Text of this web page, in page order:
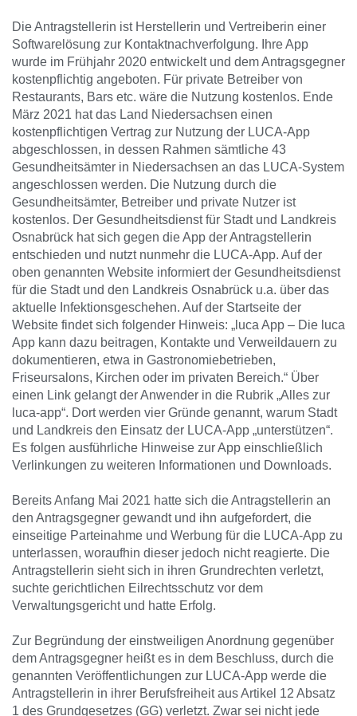
Die Antragstellerin ist Herstellerin und Vertreiberin einer
Softwarelösung zur Kontaktnachverfolgung. Ihre App
wurde im Frühjahr 2020 entwickelt und dem Antragsgegner
kostenpflichtig angeboten. Für private Betreiber von
Restaurants, Bars etc. wäre die Nutzung kostenlos. Ende
März 2021 hat das Land Niedersachsen einen
kostenpflichtigen Vertrag zur Nutzung der LUCA-App
abgeschlossen, in dessen Rahmen sämtliche 43
Gesundheitsämter in Niedersachsen an das LUCA-System
angeschlossen werden. Die Nutzung durch die
Gesundheitsämter, Betreiber und private Nutzer ist
kostenlos. Der Gesundheitsdienst für Stadt und Landkreis
Osnabrück hat sich gegen die App der Antragstellerin
entschieden und nutzt nunmehr die LUCA-App. Auf der
oben genannten Website informiert der Gesundheitsdienst
für die Stadt und den Landkreis Osnabrück u.a. über das
aktuelle Infektionsgeschehen. Auf der Startseite der
Website findet sich folgender Hinweis: „luca App – Die luca
App kann dazu beitragen, Kontakte und Verweildauern zu
dokumentieren, etwa in Gastronomiebetrieben,
Friseursalons, Kirchen oder im privaten Bereich.“ Über
einen Link gelangt der Anwender in die Rubrik „Alles zur
luca-app“. Dort werden vier Gründe genannt, warum Stadt
und Landkreis den Einsatz der LUCA-App „unterstützen“.
Es folgen ausführliche Hinweise zur App einschließlich
Verlinkungen zu weiteren Informationen und Downloads.
Bereits Anfang Mai 2021 hatte sich die Antragstellerin an
den Antragsgegner gewandt und ihn aufgefordert, die
einseitige Parteinahme und Werbung für die LUCA-App zu
unterlassen, woraufhin dieser jedoch nicht reagierte. Die
Antragstellerin sieht sich in ihren Grundrechten verletzt,
suchte gerichtlichen Eilrechtsschutz vor dem
Verwaltungsgericht und hatte Erfolg.
Zur Begründung der einstweiligen Anordnung gegenüber
dem Antragsgegner heißt es in dem Beschluss, durch die
genannten Veröffentlichungen zur LUCA-App werde die
Antragstellerin in ihrer Berufsfreiheit aus Artikel 12 Absatz
1 des Grundgesetzes (GG) verletzt. Zwar sei nicht jede